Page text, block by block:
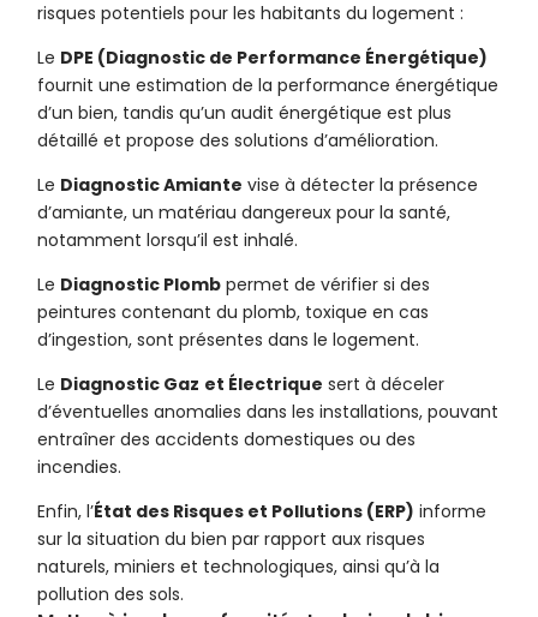
risques potentiels pour les habitants du logement :
Le DPE (Diagnostic de Performance Énergétique)
fournit une estimation de la performance énergétique
d’un bien, tandis qu’un audit énergétique est plus
détaillé et propose des solutions d’amélioration.
Le Diagnostic Amiante vise à détecter la présence
d’amiante, un matériau dangereux pour la santé,
notamment lorsqu’il est inhalé.
Le Diagnostic Plomb permet de vérifier si des
peintures contenant du plomb, toxique en cas
d’ingestion, sont présentes dans le logement.
Le Diagnostic Gaz et Électrique sert à déceler
d’éventuelles anomalies dans les installations, pouvant
entraîner des accidents domestiques ou des
incendies.
Enfin, l’État des Risques et Pollutions (ERP) informe
sur la situation du bien par rapport aux risques
naturels, miniers et technologiques, ainsi qu’à la
pollution des sols.